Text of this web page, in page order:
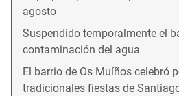
agosto
Suspendido temporalmente el
contaminación del agua
El barrio de Os Muíños celebró
tradicionales fiestas de